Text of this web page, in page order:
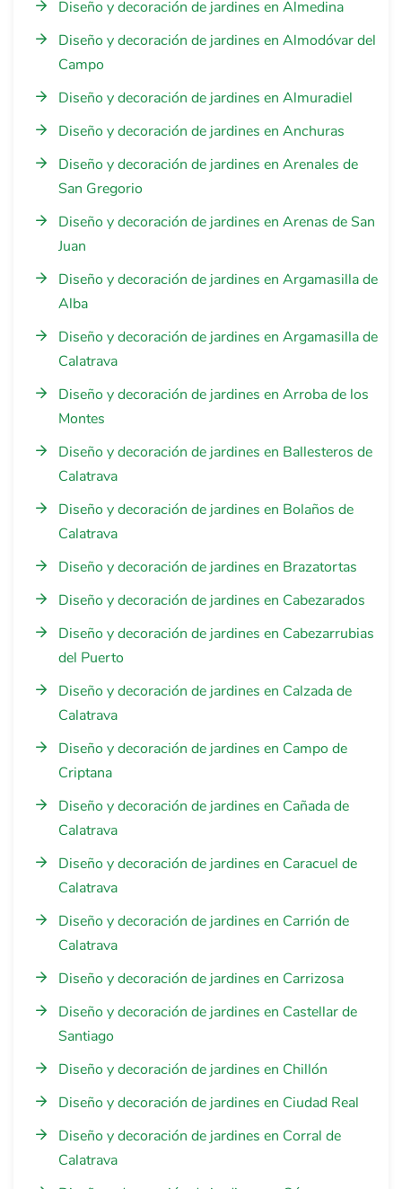
Diseño y decoración de jardines en Almedina
Diseño y decoración de jardines en Almodóvar del
Campo
Diseño y decoración de jardines en Almuradiel
Diseño y decoración de jardines en Anchuras
Diseño y decoración de jardines en Arenales de
San Gregorio
Diseño y decoración de jardines en Arenas de San
Juan
Diseño y decoración de jardines en Argamasilla de
Alba
Diseño y decoración de jardines en Argamasilla de
Calatrava
Diseño y decoración de jardines en Arroba de los
Montes
Diseño y decoración de jardines en Ballesteros de
Calatrava
Diseño y decoración de jardines en Bolaños de
Calatrava
Diseño y decoración de jardines en Brazatortas
Diseño y decoración de jardines en Cabezarados
Diseño y decoración de jardines en Cabezarrubias
del Puerto
Diseño y decoración de jardines en Calzada de
Calatrava
Diseño y decoración de jardines en Campo de
Criptana
Diseño y decoración de jardines en Cañada de
Calatrava
Diseño y decoración de jardines en Caracuel de
Calatrava
Diseño y decoración de jardines en Carrión de
Calatrava
Diseño y decoración de jardines en Carrizosa
Diseño y decoración de jardines en Castellar de
Santiago
Diseño y decoración de jardines en Chillón
Diseño y decoración de jardines en Ciudad Real
Diseño y decoración de jardines en Corral de
Calatrava